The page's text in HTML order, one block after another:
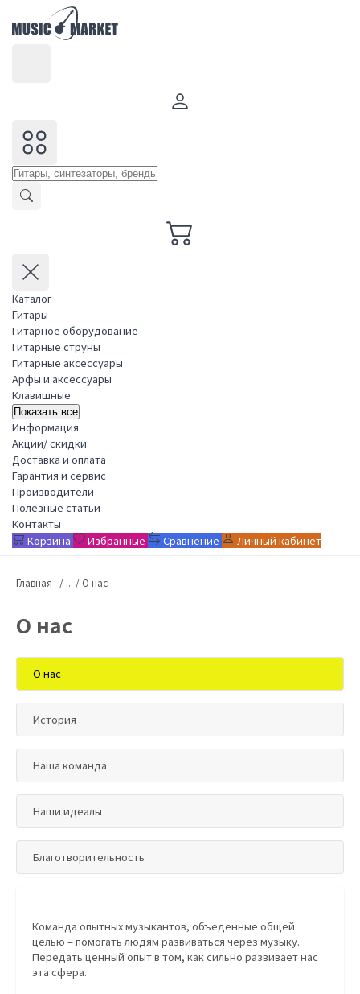
Каталог
Гитары
Гитарное оборудование
Гитарные струны
Гитарные аксессуары
Арфы и аксессуары
Клавишные
Показать все
Информация
Акции/ скидки
Доставка и оплата
Гарантия и сервис
Производители
Полезные статьи
Контакты
Корзина
Избранные Сравнение Личный кабинет
Главная О нас
О нас
О нас
История
Наша команда
Наши идеалы
Благотворительность
Команда опытных музыкантов, объеденные общей
целью – помогать людям развиваться через музыку.
Передать ценный опыт в том, как сильно развивает нас
эта сфера.